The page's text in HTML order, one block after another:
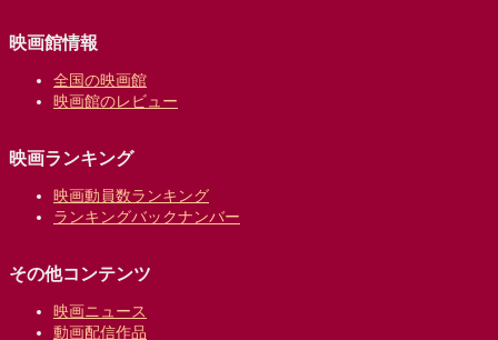
映画館情報
全国の映画館
映画館のレビュー
映画ランキング
映画動員数ランキング
ランキングバックナンバー
その他コンテンツ
映画ニュース
動画配信作品